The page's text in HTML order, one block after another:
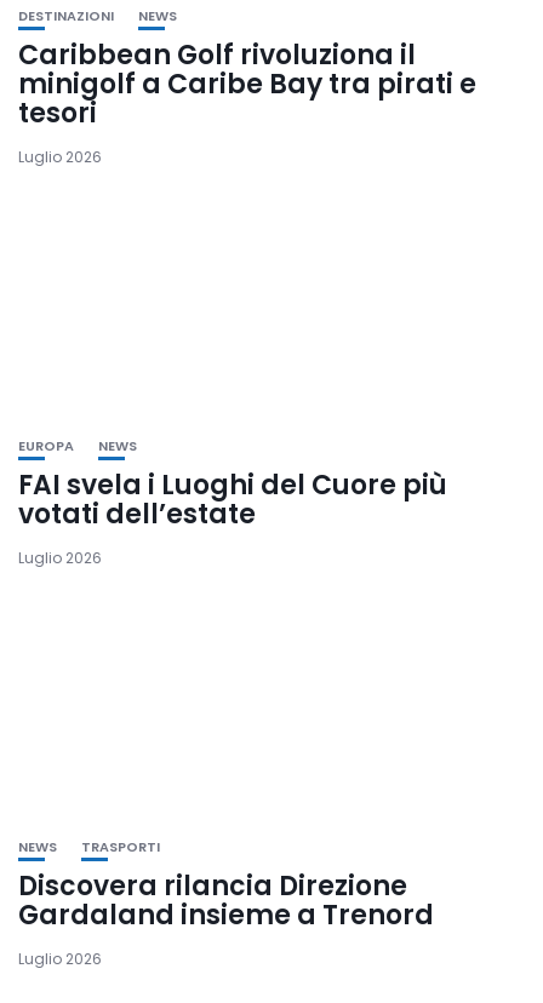
DESTINAZIONI NEWS
Caribbean Golf rivoluziona il
minigolf a Caribe Bay tra pirati e
tesori
Luglio 2026
EUROPA NEWS
FAI svela i Luoghi del Cuore più
votati dell’estate
Luglio 2026
NEWS TRASPORTI
Discovera rilancia Direzione
Gardaland insieme a Trenord
Luglio 2026